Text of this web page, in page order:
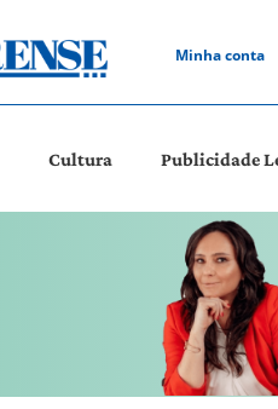
Minha conta
Cultura Publicidade